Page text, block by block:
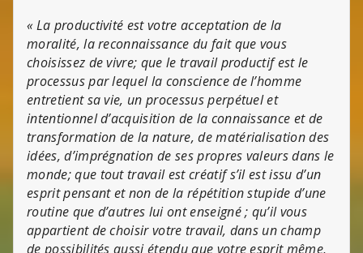
« La productivité est votre acceptation de la
moralité, la reconnaissance du fait que vous
choisissez de vivre; que le travail productif est le
processus par lequel la conscience de l’homme
entretient sa vie, un processus perpétuel et
intentionnel d’acquisition de la connaissance et de
transformation de la nature, de matérialisation des
idées, d’imprégnation de ses propres valeurs dans le
monde; que tout travail est créatif s’il est issu d’un
esprit pensant et non de la répétition stupide d’une
routine que d’autres lui ont enseigné ; qu’il vous
appartient de choisir votre travail, dans un champ
de possibilités aussi étendu que votre esprit même,